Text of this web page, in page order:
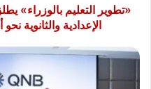
والثانوية
المسارات
«تطوير التعليم بالوزراء»
الإعدادية والثانوية
تحت
البنك